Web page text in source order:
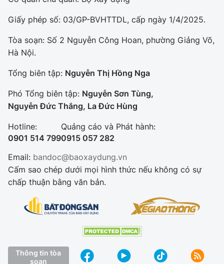
Giấy phép số: 03/GP-BVHTTDL, cấp ngày 1/4/2025.
Tòa soạn: Số 2 Nguyễn Công Hoan, phường Giảng Võ,
Hà Nội.
Tổng biên tập: Nguyễn Thị Hồng Nga
Phó Tổng biên tập: Nguyễn Sơn Tùng,
Nguyễn Đức Thắng, La Đức Hùng
Hotline:
0901 514 799
Quảng cáo và Phát hành:
0915 057 282
Email: bandoc@baoxaydung.vn
Cấm sao chép dưới mọi hình thức nếu không có sự
chấp thuận bằng văn bản.
Thông tin tòa
soạn